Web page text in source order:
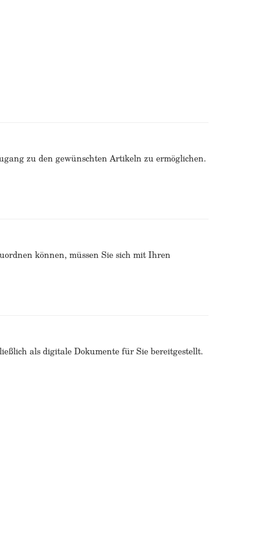
zu den gewünschten Artikeln zu ermöglichen.
können, müssen Sie sich mit Ihren
als digitale Dokumente für Sie bereitgestellt.